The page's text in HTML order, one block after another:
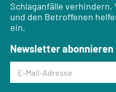
Schlaganfälle
und den Betroffenen
ein.
Newsletter abonnieren